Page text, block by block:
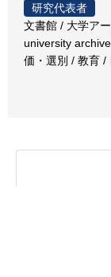
研究代表者
文書館 / 大学ア
university
価・選別 / 教育 /